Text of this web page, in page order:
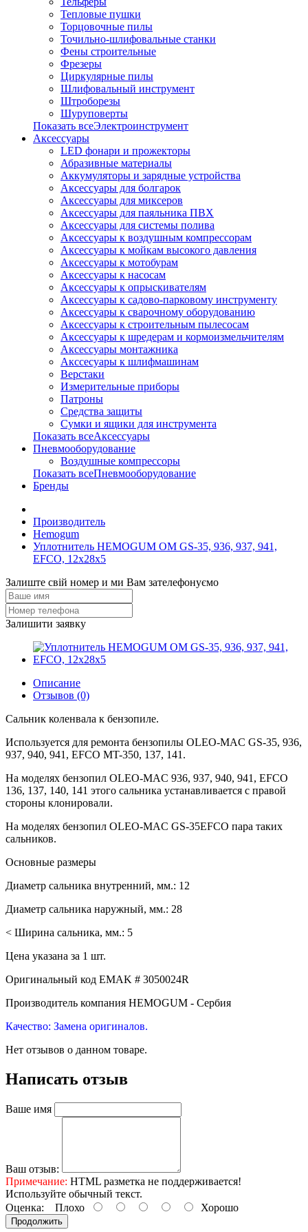
Тепловые пушки
Торцовочные пилы
Точильно-шлифовальные станки
Фены строительные
Фрезеры
Циркулярные пилы
Шлифовальный инструмент
Штроборезы
Шуруповерты
Показать всеЭлектроинструмент
Аксессуары
LED фонари и прожекторы
Абразивные материалы
Аккумуляторы и зарядные устройства
Аксессуары для болгарок
Аксессуары для миксеров
Аксессуары для паяльника ПВХ
Аксессуары для системы полива
Аксессуары к воздушным компрессорам
Аксессуары к мойкам высокого давления
Аксессуары к мотобурам
Аксессуары к насосам
Аксессуары к опрыскивателям
Аксессуары к садово-парковому инструменту
Аксессуары к сварочному оборудованию
Аксессуары к строительным пылесосам
Аксессуары к шредерам и кормоизмельчителям
Аксессуары монтажника
Акссесуары к шлифмашинам
Верстаки
Измерительные приборы
Патроны
Средства защиты
Сумки и ящики для инструмента
Показать всеАксессуары
Пневмооборудование
Воздушные компрессоры
Показать всеПневмооборудование
Бренды
Производитель
Hemogum
Уплотнитель HEMOGUM OM GS-35, 936, 937, 941,
EFCO, 12x28x5
Залиште свій номер и ми Вам зателефонуємо
Залишити заявку
Описание
Отзывов (0)
Сальник коленвала к бензопиле.
Используется для ремонта бензопилы OLEO-MAC GS-35, 936,
937, 940, 941, EFCO MT-350, 137, 141.
На моделях бензопил OLEO-MAC 936, 937, 940, 941, EFCO
136, 137, 140, 141 этого сальника устанавливается с правой
стороны клонировали.
На моделях бензопил OLEO-MAC GS-35EFCO пара таких
сальников.
Основные размеры
Диаметр сальника внутренний, мм.: 12
Диаметр сальника наружный, мм.: 28
< Ширина сальника, мм.: 5
Цена указана за 1 шт.
Оригинальный код EMAK # 3050024R
Производитель компания HEMOGUM - Сербия
Качество: Замена оригиналов.
Нет отзывов о данном товаре.
Написать отзыв
Ваше имя
Ваш отзыв:
Примечание: HTML разметка не поддерживается!
Используйте обычный текст.
Оценка: Плохо Хорошо
Продолжить